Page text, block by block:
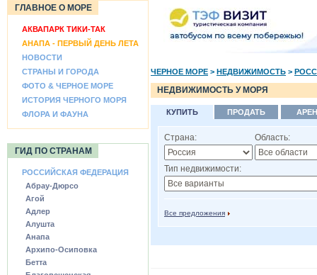
ГЛАВНОЕ О МОРЕ
АКВАПАРК ТИКИ-ТАК
АНАПА - ПЕРВЫЙ ДЕНЬ ЛЕТА
НОВОСТИ
СТРАНЫ И ГОРОДА
ФОТО & ЧЕРНОЕ МОРЕ
ИСТОРИЯ ЧЕРНОГО МОРЯ
ФЛОРА И ФАУНА
ГИД ПО СТРАНАМ
РОССИЙСКАЯ ФЕДЕРАЦИЯ
Абрау-Дюрсо
Агой
Адлер
Алушта
Анапа
Архипо-Осиповка
Бетта
ЧЕРНОЕ МОРЕ > НЕДВИЖИМОСТЬ >
НЕДВИЖИМОСТЬ У МОРЯ
КУПИТЬ ПРОДАТЬ
Страна: Область:
Тип недвижимости:
Все предложения